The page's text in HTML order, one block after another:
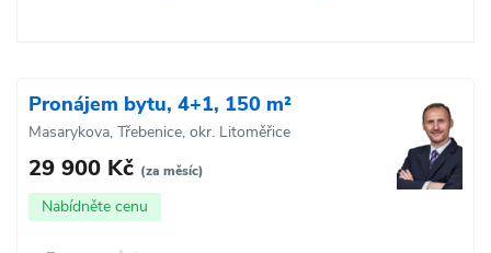
Pronájem bytu, 4+1, 150 m²
Masarykova, Třebenice, okr. Litoměřice
29 900 Kč (za měsíc)
Nabídněte cenu